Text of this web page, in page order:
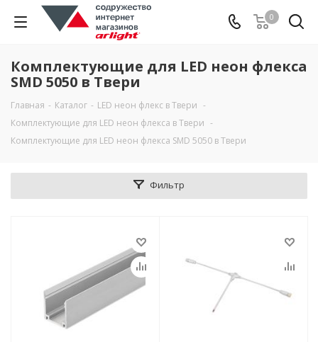
0
Комплектующие для LED неон флекса
SMD 5050 в Твери
Главная - Каталог - LED неон флекс в Твери -
Комплектующие для LED неон флекса в Твери -
Комплектующие для LED неон флекса SMD 5050 в Твери
Фильтр